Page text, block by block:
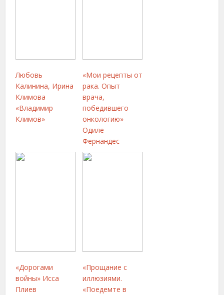
Любовь
Калинина, Ирина
Климова
«Владимир
Климов»
«Мои рецепты от
рака. Опыт
врача,
победившего
онкологию»
Одиле
Фернандес
«Дорогами
войны» Исса
Плиев
«Прощание с
иллюзиями.
«Поедемте в